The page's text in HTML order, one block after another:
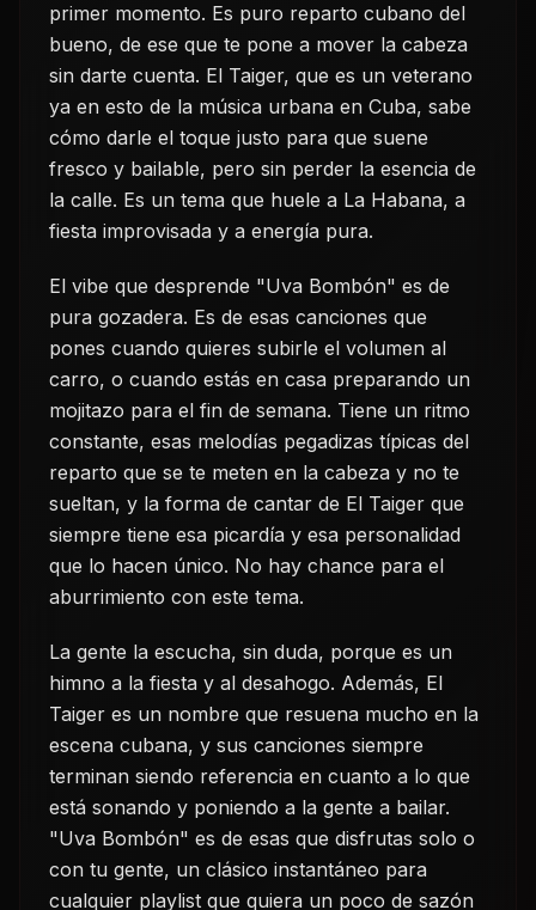
primer momento. Es puro reparto cubano del
bueno, de ese que te pone a mover la cabeza
sin darte cuenta. El Taiger, que es un veterano
ya en esto de la música urbana en Cuba, sabe
cómo darle el toque justo para que suene
fresco y bailable, pero sin perder la esencia de
la calle. Es un tema que huele a La Habana, a
fiesta improvisada y a energía pura.
El vibe que desprende "Uva Bombón" es de
pura gozadera. Es de esas canciones que
pones cuando quieres subirle el volumen al
carro, o cuando estás en casa preparando un
mojitazo para el fin de semana. Tiene un ritmo
constante, esas melodías pegadizas típicas del
reparto que se te meten en la cabeza y no te
sueltan, y la forma de cantar de El Taiger que
siempre tiene esa picardía y esa personalidad
que lo hacen único. No hay chance para el
aburrimiento con este tema.
La gente la escucha, sin duda, porque es un
himno a la fiesta y al desahogo. Además, El
Taiger es un nombre que resuena mucho en la
escena cubana, y sus canciones siempre
terminan siendo referencia en cuanto a lo que
está sonando y poniendo a la gente a bailar.
"Uva Bombón" es de esas que disfrutas solo o
con tu gente, un clásico instantáneo para
cualquier playlist que quiera un poco de sazón